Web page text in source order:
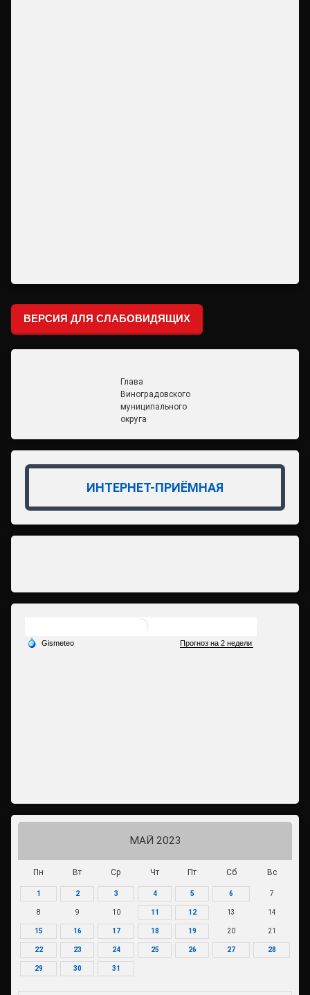
ВЕРСИЯ ДЛЯ СЛАБОВИДЯЩИХ
Глава
Виноградовского
муниципального
округа
ИНТЕРНЕТ-ПРИЁМНАЯ
МАЙ 2023
Пн Вт Ср Чт Пт Сб Вс
1 2 3 4 5 6 7
8 9 10 11 12 13 14
15 16 17 18 19 20 21
22 23 24 25 26 27 28
29 30 31